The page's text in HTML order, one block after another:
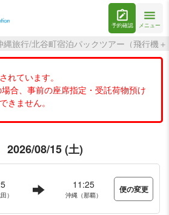
予約確認 メニュー
旅行/北谷町宿泊パックツアー（飛行機
れています。
合、事前の座席指定・受託荷物預け
きません。
2026/08/15 (土)
）
11:25
沖縄（那覇）
便の変更